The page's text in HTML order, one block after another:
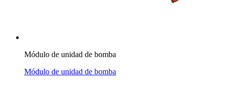
Módulo de unidad de bomba
Módulo de unidad de bomba